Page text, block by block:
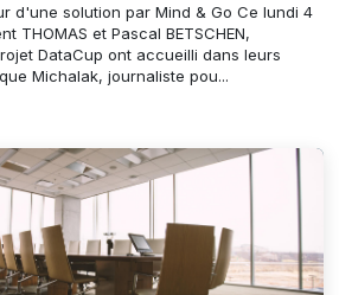
d'une solution par Mind & Go Ce lundi 4
THOMAS et Pascal BETSCHEN,
DataCup ont accueilli dans leurs
Michalak, journaliste pou...